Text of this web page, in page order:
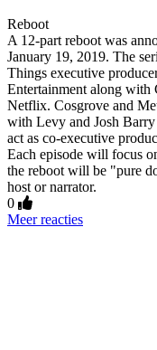
Reboot
A 12-part reboot was
January 19, 2019. The
Things executive
Entertainment along with
Netflix. Cosgrove and
with Levy and Josh
act as co-executive
Each episode will focus
the reboot will be "pure
host or narrator.
0
Meer reacties